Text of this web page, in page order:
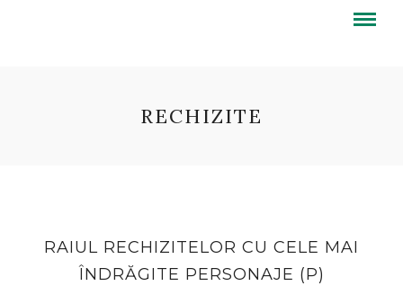
RECHIZITE
RAIUL RECHIZITELOR CU CELE MAI
ÎNDRĂGITE PERSONAJE (P)